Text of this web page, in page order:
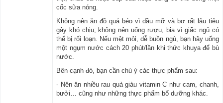
cốc sữa nóng.
Không nên ăn đồ quá béo vì dầu mỡ và bơ rất lâu tiêu
gây khó chịu; không nên uống rượu, bia vì giấc ngủ có
thể bị rối loạn. Nếu mệt mỏi, dễ buồn ngủ, bạn hãy uống
một ngụm nước cách 20 phút/lần khi thức khuya để bù
nước.
Bên cạnh đó, bạn cần chú ý các thực phẩm sau:
- Nên ăn nhiều rau quả giàu vitamin C như cam, chanh,
bưởi… cũng như những thực phẩm bổ dưỡng khác.